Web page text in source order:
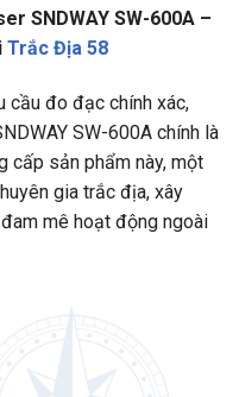
SNDWAY SW-600A –
Trắc Địa 58
cầu đo đạc chính xác,
SW-600A chính là
cấp sản phẩm này, một
gia trắc địa, xây
mê hoạt động ngoài